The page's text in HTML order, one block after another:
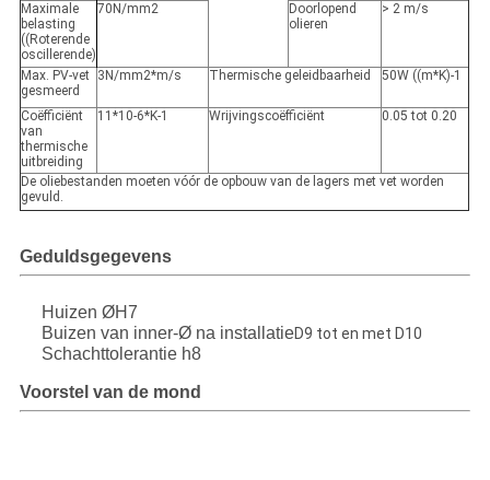
Maximale
belasting
((Roterende
oscillerende)
70N/mm2
Doorlopend
olieren
> 2 m/s
Max. PV-vet
gesmeerd
3N/mm2*m/s Thermische geleidbaarheid 50W ((m*K)-1
Coëfficiënt
van
thermische
uitbreiding
11*10-6*K-1 Wrijvingscoëfficiënt 0.05 tot 0.20
De oliebestanden moeten vóór de opbouw van de lagers met vet worden
gevuld.
Geduldsgegevens
Huizen ØH7
Buizen van inner-Ø na installatieD9 tot en met D10
Schachttolerantie h8
Voorstel van de mond